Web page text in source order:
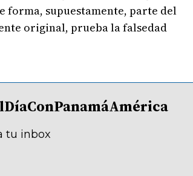
forma, supuestamente, parte del
original, prueba la falsedad
tu inbox